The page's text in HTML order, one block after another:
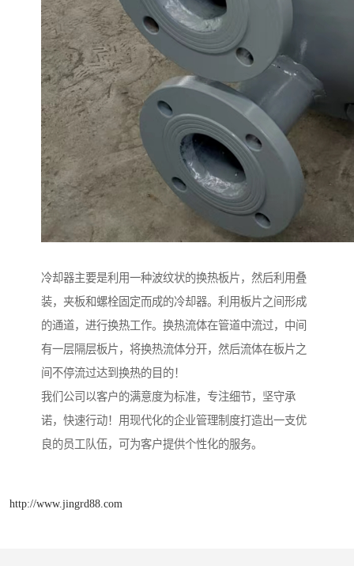
冷却器主要是利用一种波纹状的换热板片，然后利用叠
装，夹板和螺栓固定而成的冷却器。利用板片之间形成
的通道，进行换热工作。换热流体在管道中流过，中间
有一层隔层板片，将换热流体分开，然后流体在板片之
间不停流过达到换热的目的！
我们公司以客户的满意度为标准，专注细节，坚守承
诺，快速行动！用现代化的企业管理制度打造出一支优
良的员工队伍，可为客户提供个性化的服务。
http://www.jingrd88.com